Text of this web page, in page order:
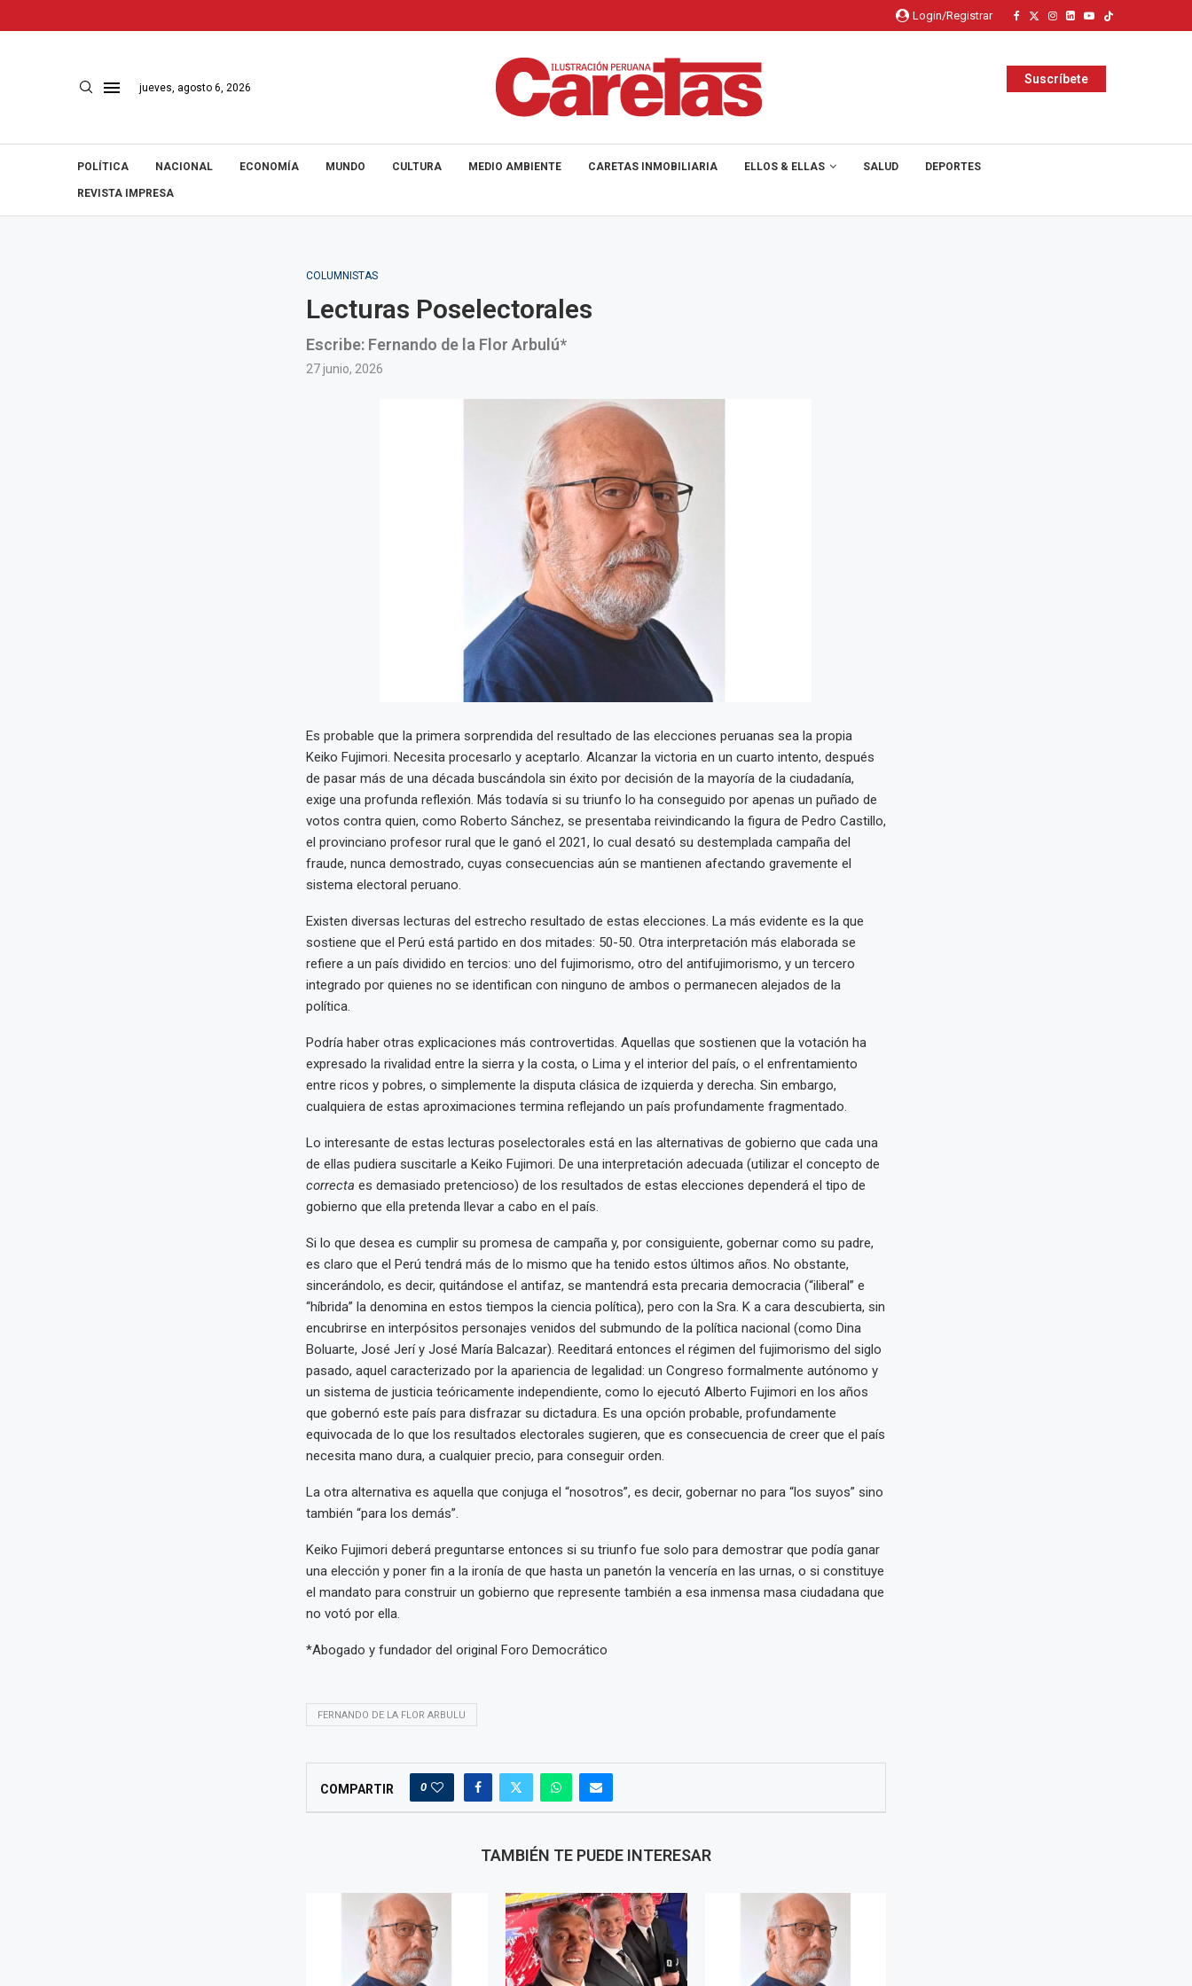
Login/Registrar
jueves, agosto 6, 2026
Suscríbete
POLÍTICA NACIONAL ECONOMÍA MUNDO CULTURA MEDIO AMBIENTE CARETAS INMOBILIARIA ELLOS & ELLAS SALUD DEPORTES
REVISTA IMPRESA
COLUMNISTAS
Lecturas Poselectorales
Escribe: Fernando de la Flor Arbulú*
27 junio, 2026
Es probable que la primera sorprendida del resultado de las elecciones peruanas sea la propia
Keiko Fujimori. Necesita procesarlo y aceptarlo. Alcanzar la victoria en un cuarto intento, después
de pasar más de una década buscándola sin éxito por decisión de la mayoría de la ciudadanía,
exige una profunda reflexión. Más todavía si su triunfo lo ha conseguido por apenas un puñado de
votos contra quien, como Roberto Sánchez, se presentaba reivindicando la figura de Pedro Castillo,
el provinciano profesor rural que le ganó el 2021, lo cual desató su destemplada campaña del
fraude, nunca demostrado, cuyas consecuencias aún se mantienen afectando gravemente el
sistema electoral peruano.
Existen diversas lecturas del estrecho resultado de estas elecciones. La más evidente es la que
sostiene que el Perú está partido en dos mitades: 50-50. Otra interpretación más elaborada se
refiere a un país dividido en tercios: uno del fujimorismo, otro del antifujimorismo, y un tercero
integrado por quienes no se identifican con ninguno de ambos o permanecen alejados de la
política.
Podría haber otras explicaciones más controvertidas. Aquellas que sostienen que la votación ha
expresado la rivalidad entre la sierra y la costa, o Lima y el interior del país, o el enfrentamiento
entre ricos y pobres, o simplemente la disputa clásica de izquierda y derecha. Sin embargo,
cualquiera de estas aproximaciones termina reflejando un país profundamente fragmentado.
Lo interesante de estas lecturas poselectorales está en las alternativas de gobierno que cada una
de ellas pudiera suscitarle a Keiko Fujimori. De una interpretación adecuada (utilizar el concepto de
correcta es demasiado pretencioso) de los resultados de estas elecciones dependerá el tipo de
gobierno que ella pretenda llevar a cabo en el país.
Si lo que desea es cumplir su promesa de campaña y, por consiguiente, gobernar como su padre,
es claro que el Perú tendrá más de lo mismo que ha tenido estos últimos años. No obstante,
sincerándolo, es decir, quitándose el antifaz, se mantendrá esta precaria democracia (“iliberal” e
“híbrida” la denomina en estos tiempos la ciencia política), pero con la Sra. K a cara descubierta, sin
encubrirse en interpósitos personajes venidos del submundo de la política nacional (como Dina
Boluarte, José Jerí y José María Balcazar). Reeditará entonces el régimen del fujimorismo del siglo
pasado, aquel caracterizado por la apariencia de legalidad: un Congreso formalmente autónomo y
un sistema de justicia teóricamente independiente, como lo ejecutó Alberto Fujimori en los años
que gobernó este país para disfrazar su dictadura. Es una opción probable, profundamente
equivocada de lo que los resultados electorales sugieren, que es consecuencia de creer que el país
necesita mano dura, a cualquier precio, para conseguir orden.
La otra alternativa es aquella que conjuga el “nosotros”, es decir, gobernar no para “los suyos” sino
también “para los demás”.
Keiko Fujimori deberá preguntarse entonces si su triunfo fue solo para demostrar que podía ganar
una elección y poner fin a la ironía de que hasta un panetón la vencería en las urnas, o si constituye
el mandato para construir un gobierno que represente también a esa inmensa masa ciudadana que
no votó por ella.
*Abogado y fundador del original Foro Democrático
FERNANDO DE LA FLOR ARBULU
COMPARTIR 0
TAMBIÉN TE PUEDE INTERESAR